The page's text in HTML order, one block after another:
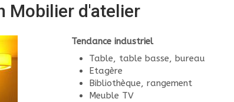
Mobilier d'atelier
Tendance industriel
Table, table basse, bureau
Etagère
Bibliothèque, rangement
Meuble TV